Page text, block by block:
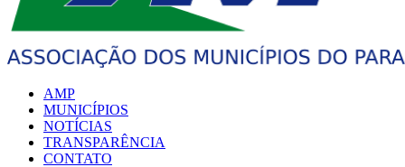
AMP
MUNICÍPIOS
NOTÍCIAS
TRANSPARÊNCIA
CONTATO